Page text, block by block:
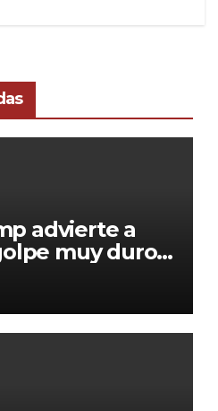
advierte a
muy duro’
negociaciones